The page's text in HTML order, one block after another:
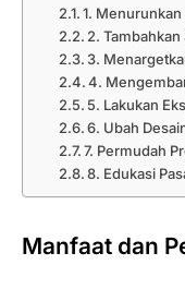
1.
2.
3.
4.
5. Lakukan
6. Ubah
7. Permudah
8. Edukasi
Manfaat dan